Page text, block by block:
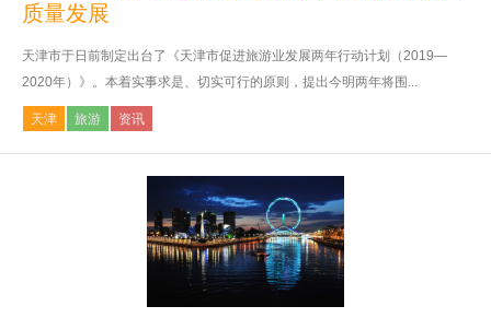
质量发展
天津市于日前制定出台了《天津市促进旅游业发展两年行动计划（2019—
2020年）》。本着实事求是、切实可行的原则，提出今明两年将围...
天津 旅游 资讯